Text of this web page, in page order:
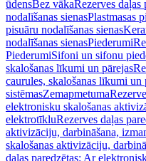
ūdensBez vākaRezerves daļas
nodalīšanas sienasPlastmasas
pisuāru nodalīšanas sienas
nodalīšanas sienasPiederumi
PiederumiSifoni un sifonu
skalošanas līkumi un pārejas
caurules, skalošanas līkumi un
sistēmasZemapmetuma
elektronisku skalošanas
elektrotīkluRezerves daļas
aktivizāciju, darbināšana,
skalošanas aktivizāciju,
daļas paredzētas: Ar